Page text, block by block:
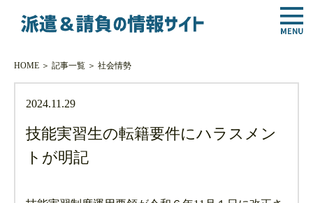
HOME＞ 記事一覧＞ 社会情勢
2024.11.29
技能実習生の転籍要件にハラスメン
トが明記